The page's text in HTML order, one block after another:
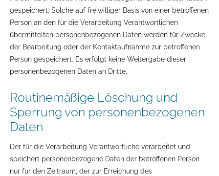
gespeichert. Solche auf freiwilliger Basis von einer betroffenen
Person an den für die Verarbeitung Verantwortlichen
übermittelten personenbezogenen Daten werden für Zwecke
der Bearbeitung oder der Kontaktaufnahme zur betroffenen
Person gespeichert. Es erfolgt keine Weitergabe dieser
personenbezogenen Daten an Dritte.
Routinemäßige Löschung und
Sperrung von personenbezogenen
Daten
Der für die Verarbeitung Verantwortliche verarbeitet und
speichert personenbezogene Daten der betroffenen Person
nur für den Zeitraum, der zur Erreichung des